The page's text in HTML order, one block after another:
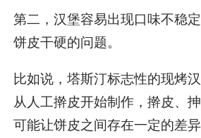
第二，汉堡容易出现口味不稳定
饼皮干硬的问题。
比如说，塔斯汀标志性的现烤
从人工擀皮开始制作，擀皮、
可能让饼皮之间存在一定的差